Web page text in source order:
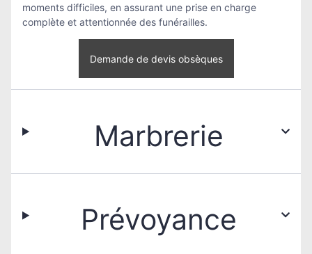
moments difficiles, en assurant une prise en charge
complète et attentionnée des funérailles.
Demande de devis obsèques
Marbrerie
Prévoyance